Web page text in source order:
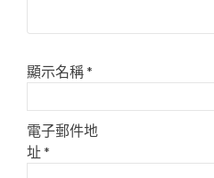
顯示名稱*
電子郵件地
址*